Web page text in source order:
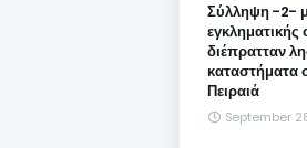
Σύλληψη -2-
διέπρατταν
καταστήματα
Πειραιά
September